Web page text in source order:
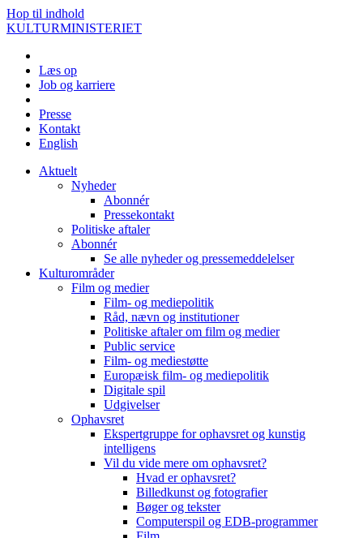
Hop til indhold
KULTURMINISTERIET
Læs op
Job og karriere
Presse
Kontakt
English
Aktuelt
Nyheder
Abonnér
Pressekontakt
Politiske aftaler
Abonnér
Se alle nyheder og pressemeddelelser
Kulturområder
Film og medier
Film- og mediepolitik
Råd, nævn og institutioner
Politiske aftaler om film og medier
Public service
Film- og mediestøtte
Europæisk film- og mediepolitik
Digitale spil
Udgivelser
Ophavsret
Ekspertgruppe for ophavsret og kunstig
intelligens
Vil du vide mere om ophavsret?
Hvad er ophavsret?
Billedkunst og fotografier
Bøger og tekster
Computerspil og EDB-programmer